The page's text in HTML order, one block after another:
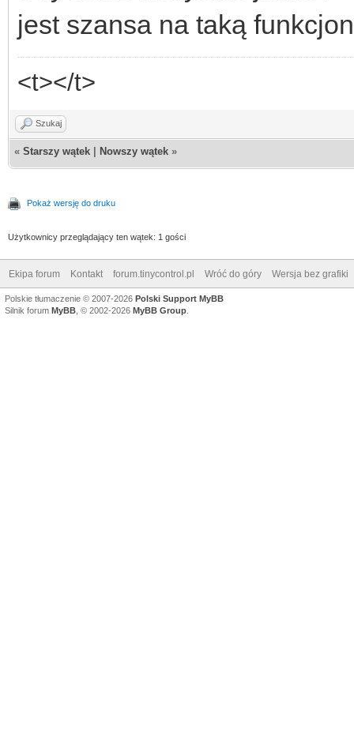
jest szansa na taką
<t></t>
Szukaj
« Starszy wątek Nowszy wątek »
Pokaż wersję do druku
Użytkownicy przeglądający ten wątek: 1 gości
Ekipa forum Kontakt forum.tinycontrol.pl Wróć do góry Wersja bez grafiki
Polskie tłumaczenie © 2007-2026 Polski Support MyBB
Silnik forum MyBB , © 2002-2026 MyBB Group